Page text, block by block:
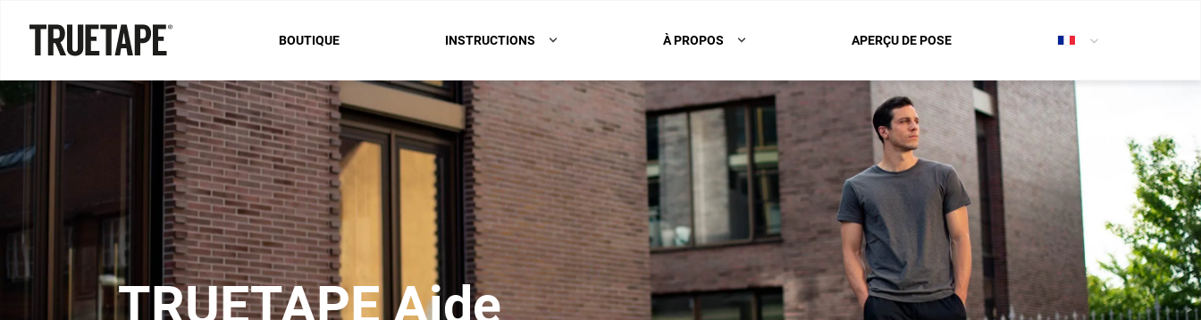
BOUTIQUE INSTRUCTIONS À PROPOS APERÇU DE POSE
TRUETAPE Aide